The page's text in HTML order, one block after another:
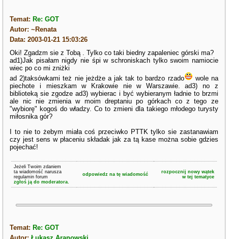
Temat: Re: GOT
Autor: ~Renata
Data: 2003-01-21 15:03:26
Oki! Zgadzm sie z Tobą . Tylko co taki biedny zapaleniec górski ma?
ad1)Jak pisałam nigdy nie śpi w schroniskach tylko swoim namiocie
wiec po co mi zniżki
ad 2)taksówkami też nie jeżdże a jak tak to bardzo rzado
wole na
piechote i mieszkam w Krakowie nie w Warszawie. ad3) no z
biblioteką sie zgodze ad3) wybierac i być wybieranym ładnie to brzmi
ale nic nie zmienia w moim dreptaniu po górkach co z tego ze
"wybiorę" kogoś do władzy. Co to zmieni dla takiego młodego turysty
miłosnika gór?
I to nie to żebym miała coś przeciwko PTTK tylko sie zastanawiam
czy jest sens w płaceniu składak jak za tą kase można sobie gdzies
pojechać!
Jeżeli Twoim zdaniem
ta wiadomość narusza
regulamin forum
zgłoś ją do moderatora.
odpowiedz na tę wiadomość
rozpocznij nowy wątek
w tej tematyce
Temat: Re: GOT